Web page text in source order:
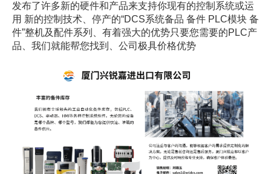
发布了许多新的硬件和产品来支持你现有的控制系统或运
用 新的控制技术、停产的“DCS系统备品 备件 PLC模块 备
件”整机及配件系列、有着强大的优势只要您需要的PLC产
品、我们就能帮您找到、公司极具价格优势